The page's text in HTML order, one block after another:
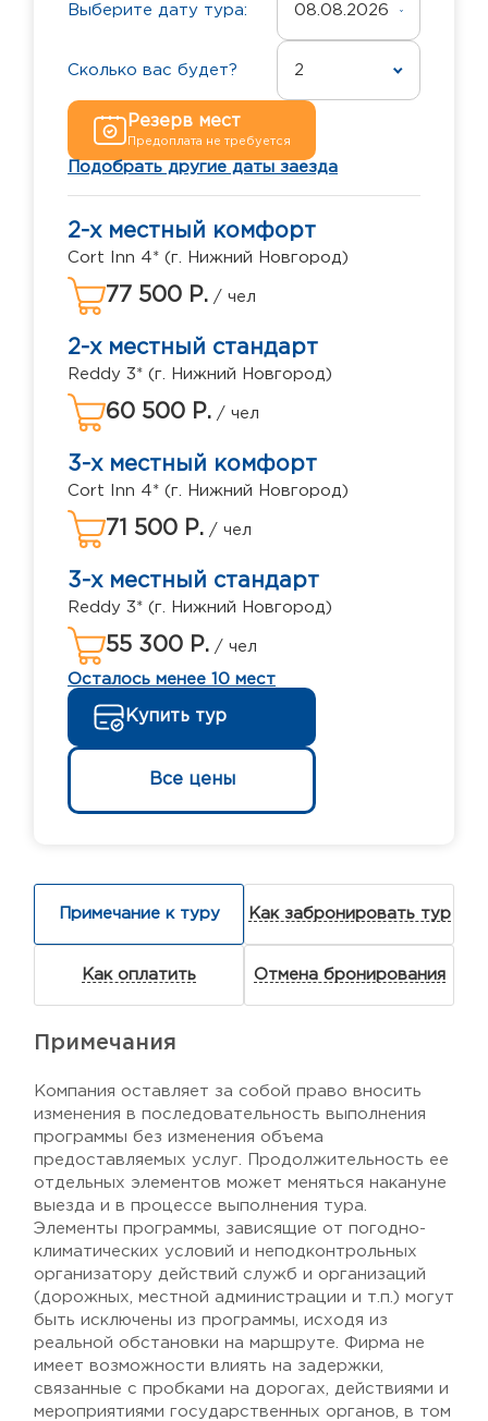
Выберите дату тура: 08.08.2026
Сколько вас будет? 2
Резерв мест
Предоплата не требуется
Подобрать другие даты заезда
2-х местный комфорт
Cort Inn 4* (г. Нижний Новгород)
77 500 Р. / чел
2-х местный стандарт
Reddy 3* (г. Нижний Новгород)
60 500 Р. / чел
3-х местный комфорт
Cort Inn 4* (г. Нижний Новгород)
71 500 Р. / чел
3-х местный стандарт
Reddy 3* (г. Нижний Новгород)
55 300 Р. / чел
Осталось менее 10 мест
Купить тур
Все цены
Примечание к туру Как забронировать тур
Как оплатить Отмена бронирования
Примечания
Компания оставляет за собой право вносить
изменения в последовательность выполнения
программы без изменения объема
предоставляемых услуг. Продолжительность ее
отдельных элементов может меняться накануне
выезда и в процессе выполнения тура.
Элементы программы, зависящие от погодно-
климатических условий и неподконтрольных
организатору действий служб и организаций
(дорожных, местной администрации и т.п.) могут
быть исключены из программы, исходя из
реальной обстановки на маршруте. Фирма не
имеет возможности влиять на задержки,
связанные с пробками на дорогах, действиями и
мероприятиями государственных органов, в том